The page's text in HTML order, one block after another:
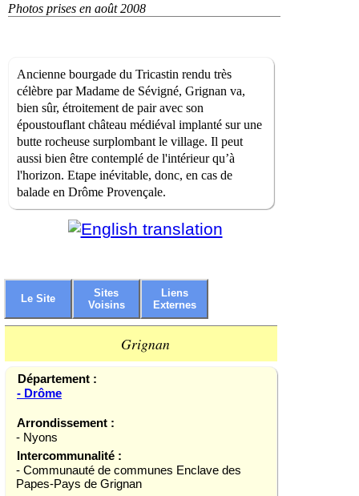
Photos prises en août 2008
Ancienne bourgade du Tricastin rendu très
célèbre par Madame de Sévigné, Grignan va,
bien sûr, étroitement de pair avec son
époustouflant château médiéval implanté sur une
butte rocheuse surplombant le village. Il peut
aussi bien être contemplé de l'intérieur qu’à
l'horizon. Etape inévitable, donc, en cas de
balade en Drôme Provençale.
Le Site
Sites
Voisins
Liens
Externes
Grignan
Département :
- Drôme
Arrondissement :
- Nyons
Intercommunalité :
- Communauté de communes Enclave des
Papes-Pays de Grignan